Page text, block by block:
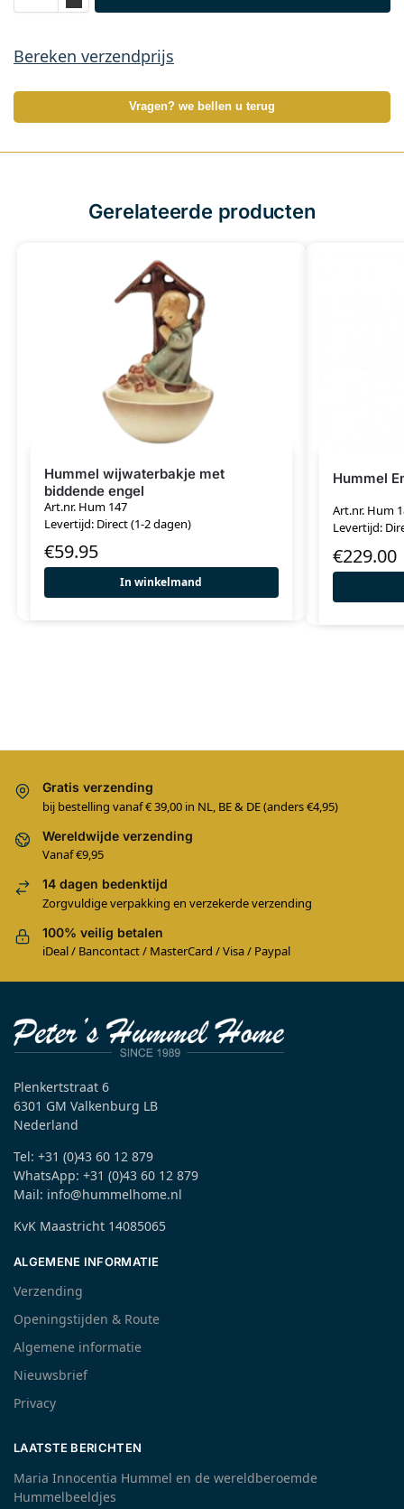
Bereken verzendprijs
Vragen? we bellen u terug
Gerelateerde producten
Hummel wijwaterbakje met
biddende engel
Art.nr. Hum 147
Levertijd: Direct (1-2 dagen)
€59.95
In winkelmand
Hummel
Art.nr. Hum
Levertijd:
€229.00
Gratis verzending
bij bestelling vanaf € 39,00 in NL, BE & DE (anders €4,95)
Wereldwijde verzending
Vanaf €9,95
14 dagen bedenktijd
Zorgvuldige verpakking en verzekerde verzending
100% veilig betalen
iDeal / Bancontact / MasterCard / Visa / Paypal
Plenkertstraat 6
6301 GM Valkenburg LB
Nederland
Tel: +31 (0)43 60 12 879
WhatsApp: +31 (0)43 60 12 879
Mail: info@hummelhome.nl
KvK Maastricht 14085065
ALGEMENE INFORMATIE
Verzending
Openingstijden & Route
Algemene informatie
Nieuwsbrief
Privacy
LAATSTE BERICHTEN
Maria Innocentia Hummel en de wereldberoemde
Hummelbeeldjes